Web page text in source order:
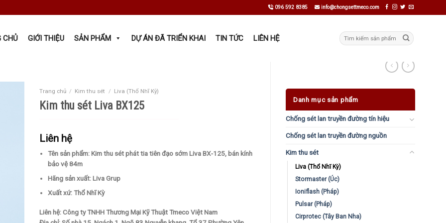
096 592 8385 info@chongsettmeco.com
CHỦ GIỚI THIỆU SẢN PHẨM DỰ ÁN ĐÃ TRIỂN KHAI TIN TỨC LIÊN HỆ
Tìm
kiếm:
Danh mục sản phẩm
Chống sét lan truyền đường tín hiệu
Chống sét lan truyền đường nguồn
Kim thu sét
Liva (Thổ Nhĩ Kỳ)
Stormaster (Úc)
Ioniflash (Pháp)
Pulsar (Pháp)
Cirprotec (Tây Ban Nha)
Trang chủ / Kim thu sét / Liva (Thổ Nhĩ Kỳ)
Kim thu sét Liva BX125
Liên hệ
Tên sản phẩm: Kim thu sét phát tia tiên đạo sớm Liva BX-125, bán kính
bảo vệ 84m
Hãng sản xuất: Liva Grup
Xuất xứ: Thổ Nhĩ Kỳ
Liên hệ: Công ty TNHH Thương Mại Kỹ Thuật Tmeco Việt Nam